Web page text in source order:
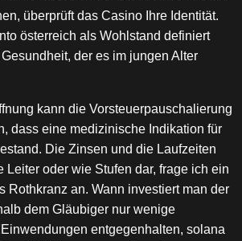
überprüft das Casino Ihre Identität.
österreich als Wohlstand definiert
der es im jungen Alter
kann die Vorsteuerpauschalierung
dass eine medizinische Indikation für
Die Zinsen und die Laufzeiten
Leiter oder wie Stufen dar, frage ich ein
Rothkranz an. Wann investiert man der
dem Gläubiger nur wenige
entgegenhalten, solana